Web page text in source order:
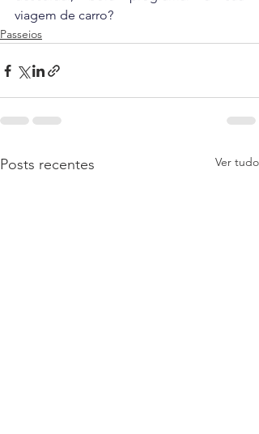
viagem de carro?
Passeios
Posts recentes Ver tudo